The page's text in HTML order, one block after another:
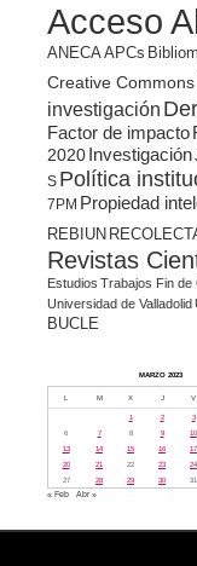
Acceso
ANECAAPCs
Creative Commons
investigación
Factor de impacto
2020 Investigación
S Política
7PM Propiedad
REBIUN
Revistas
Estudios Trabajos Fin de
Universidad de Valladolid
BUCLE
MARZO 2023
L M X J V
1 2 3
6
7 8 9 10
13
14 15 16 17
20
21 22 23 24
27
28 29 30 31
« Feb Abr »